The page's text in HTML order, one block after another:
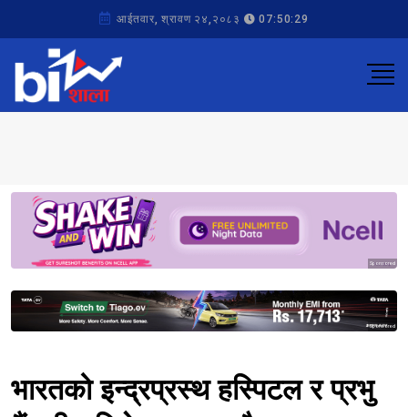
आईतवार, श्रावण २४,२०८३ 07:50:29
Sponsored
Sponsored
भारतको इन्द्रप्रस्थ हस्पिटल र प्रभु